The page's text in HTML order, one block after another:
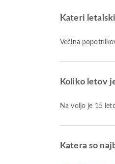
Kateri
Večina
Koliko letov
Na voljo je 15
Katera so